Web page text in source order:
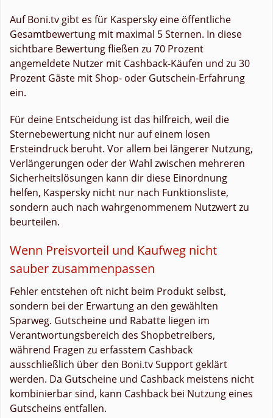
Auf Boni.tv gibt es für Kaspersky eine öffentliche
Gesamtbewertung mit maximal 5 Sternen. In diese
sichtbare Bewertung fließen zu 70 Prozent
angemeldete Nutzer mit Cashback-Käufen und zu 30
Prozent Gäste mit Shop- oder Gutschein-Erfahrung
ein.
Für deine Entscheidung ist das hilfreich, weil die
Sternebewertung nicht nur auf einem losen
Ersteindruck beruht. Vor allem bei längerer Nutzung,
Verlängerungen oder der Wahl zwischen mehreren
Sicherheitslösungen kann dir diese Einordnung
helfen, Kaspersky nicht nur nach Funktionsliste,
sondern auch nach wahrgenommenem Nutzwert zu
beurteilen.
Wenn Preisvorteil und Kaufweg nicht
sauber zusammenpassen
Fehler entstehen oft nicht beim Produkt selbst,
sondern bei der Erwartung an den gewählten
Sparweg. Gutscheine und Rabatte liegen im
Verantwortungsbereich des Shopbetreibers,
während Fragen zu erfasstem Cashback
ausschließlich über den Boni.tv Support geklärt
werden. Da Gutscheine und Cashback meistens nicht
kombinierbar sind, kann Cashback bei Nutzung eines
Gutscheins entfallen.